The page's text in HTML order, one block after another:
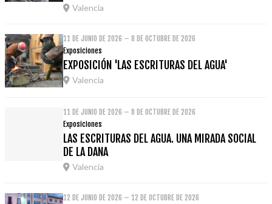
Valencia
11 DE JUNIO DE 2026 – 8 DE OCTUBRE DE 2026
Exposiciones
EXPOSICIÓN 'LAS ESCRITURAS DEL AGUA'
Valencia
11 DE JUNIO DE 2026 – 8 DE OCTUBRE DE 2026
Exposiciones
LAS ESCRITURAS DEL AGUA. UNA MIRADA SOCIAL
DE LA DANA
Valencia
12 DE JUNIO DE 2026 – 12 DE OCTUBRE DE 2026